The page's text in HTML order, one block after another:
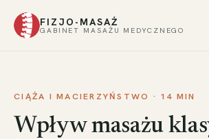
FIZJO-MASAŻ
GABINET MASAŻU MEDYCZNEGO
CIĄŻA I MACIERZYŃSTWO · 14 MIN
Wpływ masażu